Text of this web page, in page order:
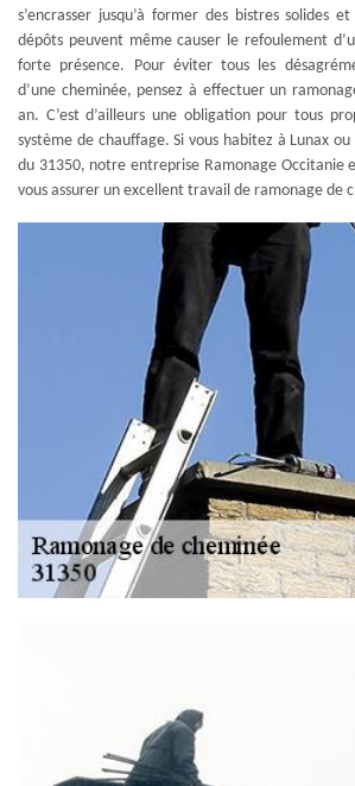
s’encrasser jusqu’à former des bistres solides
dépôts peuvent même causer le refoulement
forte présence. Pour éviter tous les
d’une cheminée, pensez à effectuer un
an. C’est d’ailleurs une obligation pour tous
système de chauffage. Si vous habitez à Lunax
du 31350, notre entreprise Ramonage Occitanie
vous assurer un excellent travail de ramonage de